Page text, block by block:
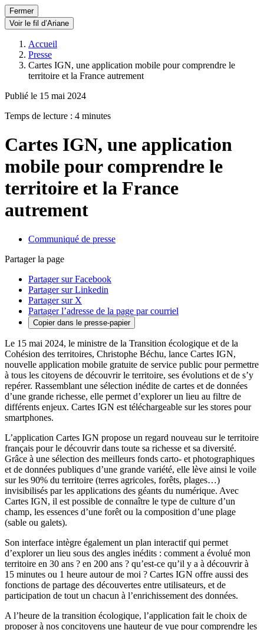
Fermer
Voir le fil d’Ariane
Accueil
Presse
Cartes IGN, une application mobile pour comprendre le
territoire et la France autrement
Publié le 15 mai 2024
Temps de lecture : 4 minutes
Cartes IGN, une application
mobile pour comprendre le
territoire et la France
autrement
Communiqué de presse
Partager la page
Partager sur Facebook
Partager sur Linkedin
Partager sur X
Partager l’adresse de la page par courriel
Copier dans le presse-papier
Le 15 mai 2024, le ministre de la Transition écologique et de la
Cohésion des territoires, Christophe Béchu, lance Cartes IGN,
nouvelle application mobile gratuite de service public pour permettre
à tous les citoyens de découvrir le territoire, ses évolutions et de s’y
repérer. Rassemblant une sélection inédite de cartes et de données
d’une grande richesse, elle permet d’explorer un lieu au filtre de
différents enjeux. Cartes IGN est téléchargeable sur les stores pour
smartphones.
L’application Cartes IGN propose un regard nouveau sur le territoire
français pour le découvrir dans toute sa richesse et sa diversité.
Grâce à une sélection des meilleurs fonds carto- et photographiques
et de données publiques d’une grande variété, elle lève ainsi le voile
sur les 90% du territoire (terres agricoles, forêts, plages…)
invisibilisés par les applications des géants du numérique. Avec
Cartes IGN, il est possible de connaître le type de culture d’un
champ, les essences d’une forêt ou la composition d’une plage
(sable ou galets).
Son interface intègre également un plan interactif qui permet
d’explorer un lieu sous des angles inédits : comment a évolué mon
territoire en 30 ans ? en 200 ans ? qu’est-ce qu’il y a à découvrir à
15 minutes ou 1 heure autour de moi ? Cartes IGN offre aussi des
fonctions de partage des découvertes entre utilisateurs, et de
participation de tout un chacun à l’enrichissement des données.
A l’heure de la transition écologique, l’application fait le choix de
proposer à nos concitoyens une hauteur de vue pour comprendre les